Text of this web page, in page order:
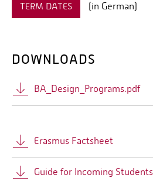
TERM DATES (in German)
DOWNLOADS
BA_Design_Programs.pdf
Erasmus Factsheet
Guide for Incoming Students